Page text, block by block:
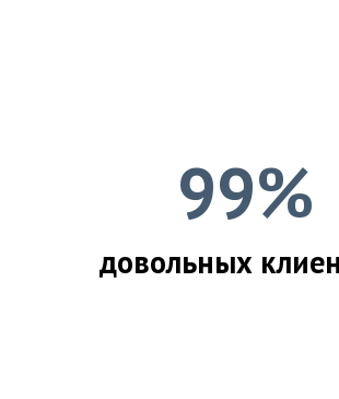
99%
довольных